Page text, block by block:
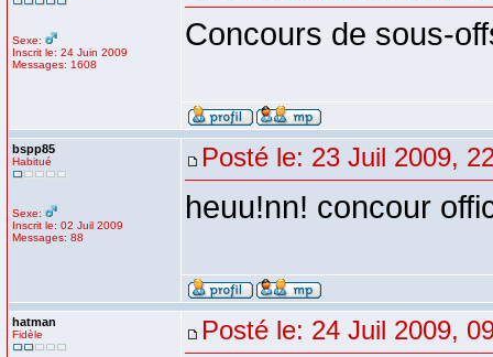
Sexe:
Inscrit le: 24 Juin 2009
Messages: 1608
Concours de sous-
bspp85
Habitué
Sexe:
Inscrit le: 02 Juil 2009
Messages: 88
Posté le: 23 Juil 2009,
heuu!nn! concour
hatman
Fidèle Posté le: 24 Juil 2009,